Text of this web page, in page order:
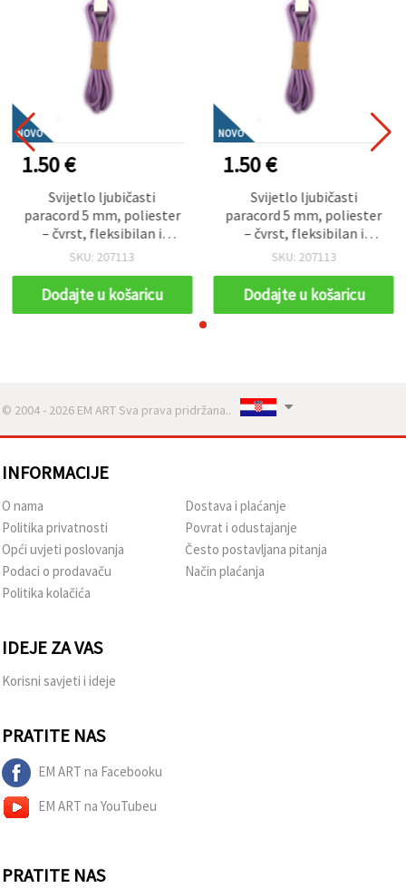
NOVO
1.50 €
Svijetlo ljubičasti
paracord 5 mm, poliester
– čvrst, fleksibilan i
dekorativni kanap za
SKU: 207113
Dodajte u košaricu
NOVO
1.50 €
Svijetlo ljubičasti
paracord 5 mm, poliester
– čvrst, fleksibilan i
dekorativni kanap za
SKU: 207113
Dodajte u košaricu
© 2004 - 2026 EM ART Sva prava pridržana..
INFORMACIJE
O nama
Politika privatnosti
Opći uvjeti poslovanja
Podaci o prodavaču
Politika kolačića
Dostava i plaćanje
Povrat i odustajanje
Često postavljana pitanja
Način plaćanja
IDEJE ZA VAS
Korisni savjeti i ideje
PRATITE NAS
EM ART na Facebooku
EM ART na YouTubeu
PRATITE NAS